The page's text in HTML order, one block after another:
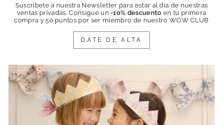
Suscríbete a nuestra Newsletter para estar al día de nuestras
ventas privadas. Consigue un -10% descuento en tu primera
compra y 50 puntos por ser miembro de nuestro WOW CLUB
DATE DE ALTA